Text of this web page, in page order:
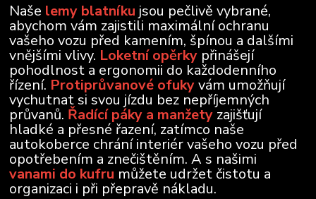
Naše lemy blatníku jsou pečlivě vybrané,
abychom vám zajistili maximální ochranu
vašeho vozu před kamením, špínou a dalšími
vnějšími vlivy. Loketní opěrky přinášejí
pohodlnost a ergonomii do každodenního
řízení. Protiprůvanové ofukyvám umožňují
vychutnat si svou jízdu bez nepříjemných
průvanů. Řadící páky a manžety zajišťují
hladké a přesné řazení, zatímco naše
autokoberce chrání interiér vašeho vozu před
opotřebením a znečištěním. A s našimi
vanami do kufru můžete udržet čistotu a
organizaci i při přepravě nákladu.